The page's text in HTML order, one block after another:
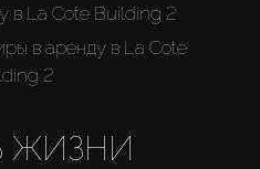
в La Cote Building 2
в аренду в La Cote
2
ЖИЗНИ